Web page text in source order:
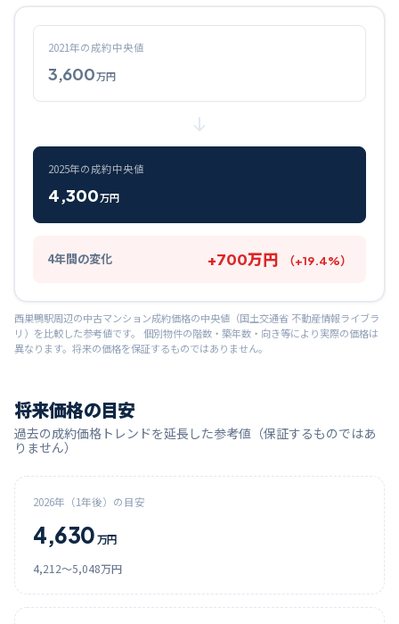
2021年の成約中央値
3,600万円
2025年の成約中央値
4,300万円
4年間の変化 +700万円 （+19.4%）
西巣鴨駅周辺の中古マンション成約価格の中央値（国土交通省 不動産情報ライブラ
リ）を比較した参考値です。 個別物件の階数・築年数・向き等により実際の価格は
異なります。将来の価格を保証するものではありません。
将来価格の目安
過去の成約価格トレンドを延長した参考値（保証するものではあ
りません）
2026年（1年後）の目安
4,630 万円
4,212〜5,048万円